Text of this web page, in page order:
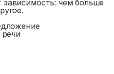
зависимость: чем больше
речи